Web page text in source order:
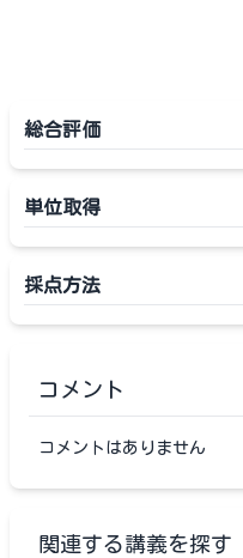
総合評価
単位取得
採点方法
コメント
コメントはありません
関連する講義を探す